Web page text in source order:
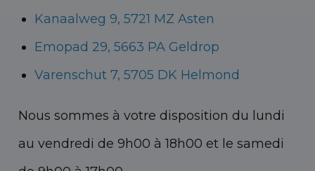
Kanaalweg 9, 5721 MZ Asten
Emopad 29, 5663 PA Geldrop
Varenschut 7, 5705 DK Helmond
Nous sommes à votre disposition du lundi
au vendredi de 9h00 à 18h00 et le samedi